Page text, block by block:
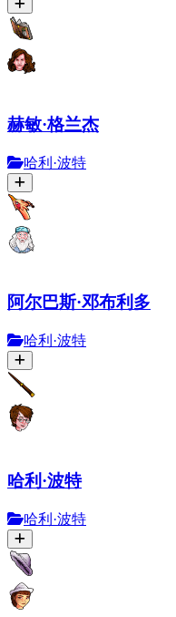
赫敏·格兰杰
哈利·波特
阿尔巴斯·邓布利多
哈利·波特
哈利·波特
哈利·波特